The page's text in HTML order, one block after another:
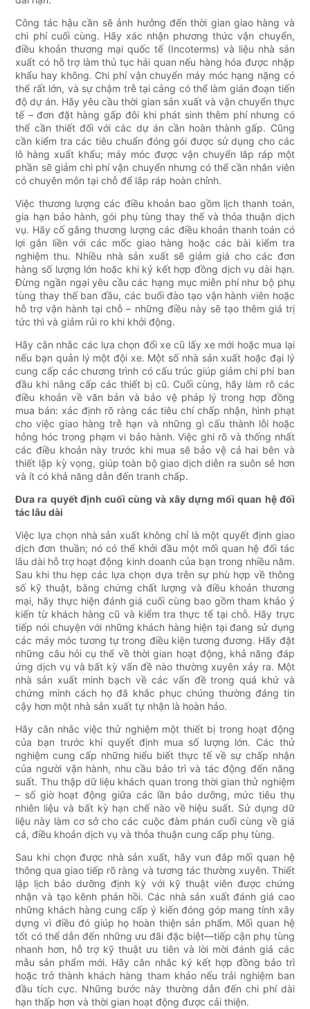
Công tác hậu cần sẽ ảnh hưởng đến thời gian giao hàng và
chi phí cuối cùng. Hãy xác nhận phương thức vận chuyển,
điều khoản thương mại quốc tế (Incoterms) và liệu nhà sản
xuất có hỗ trợ làm thủ tục hải quan nếu hàng hóa được nhập
khẩu hay không. Chi phí vận chuyển máy móc hạng nặng có
thể rất lớn, và sự chậm trễ tại cảng có thể làm gián đoạn tiến
độ dự án. Hãy yêu cầu thời gian sản xuất và vận chuyển thực
tế – đơn đặt hàng gấp đôi khi phát sinh thêm phí nhưng có
thể cần thiết đối với các dự án cần hoàn thành gấp. Cũng
cần kiểm tra các tiêu chuẩn đóng gói được sử dụng cho các
lô hàng xuất khẩu; máy móc được vận chuyển lắp ráp một
phần sẽ giảm chi phí vận chuyển nhưng có thể cần nhân viên
có chuyên môn tại chỗ để lắp ráp hoàn chỉnh.
Việc thương lượng các điều khoản bao gồm lịch thanh toán,
gia hạn bảo hành, gói phụ tùng thay thế và thỏa thuận dịch
vụ. Hãy cố gắng thương lượng các điều khoản thanh toán có
lợi gắn liền với các mốc giao hàng hoặc các bài kiểm tra
nghiệm thu. Nhiều nhà sản xuất sẽ giảm giá cho các đơn
hàng số lượng lớn hoặc khi ký kết hợp đồng dịch vụ dài hạn.
Đừng ngần ngại yêu cầu các hạng mục miễn phí như bộ phụ
tùng thay thế ban đầu, các buổi đào tạo vận hành viên hoặc
hỗ trợ vận hành tại chỗ – những điều này sẽ tạo thêm giá trị
tức thì và giảm rủi ro khi khởi động.
Hãy cân nhắc các lựa chọn đổi xe cũ lấy xe mới hoặc mua lại
nếu bạn quản lý một đội xe. Một số nhà sản xuất hoặc đại lý
cung cấp các chương trình có cấu trúc giúp giảm chi phí ban
đầu khi nâng cấp các thiết bị cũ. Cuối cùng, hãy làm rõ các
điều khoản về văn bản và bảo vệ pháp lý trong hợp đồng
mua bán: xác định rõ ràng các tiêu chí chấp nhận, hình phạt
cho việc giao hàng trễ hạn và những gì cấu thành lỗi hoặc
hỏng hóc trong phạm vi bảo hành. Việc ghi rõ và thống nhất
các điều khoản này trước khi mua sẽ bảo vệ cả hai bên và
thiết lập kỳ vọng, giúp toàn bộ giao dịch diễn ra suôn sẻ hơn
và ít có khả năng dẫn đến tranh chấp.
Đưa ra quyết định cuối cùng và xây dựng mối quan hệ đối
tác lâu dài
Việc lựa chọn nhà sản xuất không chỉ là một quyết định giao
dịch đơn thuần; nó có thể khởi đầu một mối quan hệ đối tác
lâu dài hỗ trợ hoạt động kinh doanh của bạn trong nhiều năm.
Sau khi thu hẹp các lựa chọn dựa trên sự phù hợp về thông
số kỹ thuật, bằng chứng chất lượng và điều khoản thương
mại, hãy thực hiện đánh giá cuối cùng bao gồm tham khảo ý
kiến ​​từ khách hàng cũ và kiểm tra thực tế tại chỗ. Hãy trực
tiếp nói chuyện với những khách hàng hiện tại đang sử dụng
các máy móc tương tự trong điều kiện tương đương. Hãy đặt
những câu hỏi cụ thể về thời gian hoạt động, khả năng đáp
ứng dịch vụ và bất kỳ vấn đề nào thường xuyên xảy ra. Một
nhà sản xuất minh bạch về các vấn đề trong quá khứ và
chứng minh cách họ đã khắc phục chúng thường đáng tin
cậy hơn một nhà sản xuất tự nhận là hoàn hảo.
Hãy cân nhắc việc thử nghiệm một thiết bị trong hoạt động
của bạn trước khi quyết định mua số lượng lớn. Các thử
nghiệm cung cấp những hiểu biết thực tế về sự chấp nhận
của người vận hành, nhu cầu bảo trì và tác động đến năng
suất. Thu thập dữ liệu khách quan trong thời gian thử nghiệm
– số giờ hoạt động giữa các lần bảo dưỡng, mức tiêu thụ
nhiên liệu và bất kỳ hạn chế nào về hiệu suất. Sử dụng dữ
liệu này làm cơ sở cho các cuộc đàm phán cuối cùng về giá
cả, điều khoản dịch vụ và thỏa thuận cung cấp phụ tùng.
Sau khi chọn được nhà sản xuất, hãy vun đắp mối quan hệ
thông qua giao tiếp rõ ràng và tương tác thường xuyên. Thiết
lập lịch bảo dưỡng định kỳ với kỹ thuật viên được chứng
nhận và tạo kênh phản hồi. Các nhà sản xuất đánh giá cao
những khách hàng cung cấp ý kiến ​​đóng góp mang tính xây
dựng vì điều đó giúp họ hoàn thiện sản phẩm. Mối quan hệ
tốt có thể dẫn đến những ưu đãi đặc biệt—tiếp cận phụ tùng
nhanh hơn, hỗ trợ kỹ thuật ưu tiên và lời mời đánh giá các
mẫu sản phẩm mới. Hãy cân nhắc ký kết hợp đồng bảo trì
hoặc trở thành khách hàng tham khảo nếu trải nghiệm ban
đầu tích cực. Những bước này thường dẫn đến chi phí dài
hạn thấp hơn và thời gian hoạt động được cải thiện.